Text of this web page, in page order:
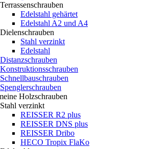
Terrassenschrauben
Edelstahl gehärtet
Edelstahl A2 und A4
Dielenschrauben
Stahl verzinkt
Edelstahl
Distanzschrauben
Konstruktionsschrauben
Schnellbauschrauben
Spenglerschrauben
Holzschrauben
Stahl verzinkt
REISSER R2 plus
REISSER DNS plus
REISSER Dribo
HECO Tropix FlaKo